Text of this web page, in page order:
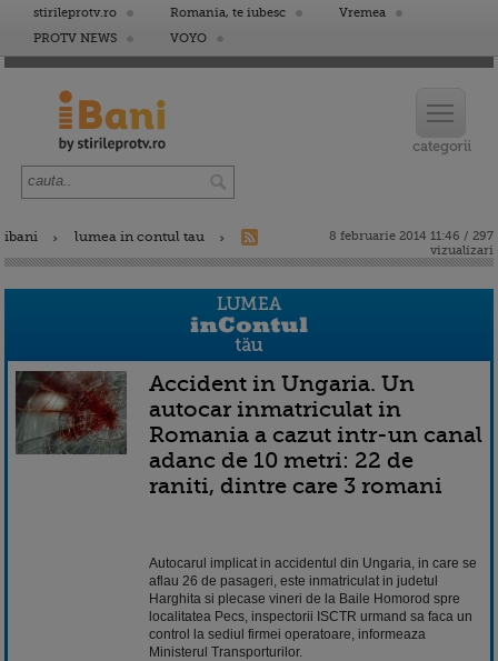
stirileprotv.ro Romania, te iubesc
Vremea
PROTV NEWS
VOYO
ibani lumea in contul tau
8 februarie 2014 11:46 / 297
vizualizari
Accident in Ungaria. Un
autocar inmatriculat in
Romania a cazut intr-un canal
adanc de 10 metri: 22 de
raniti, dintre care 3 romani
Autocarul implicat in accidentul din Ungaria, in care se
aflau 26 de pasageri, este inmatriculat in judetul
Harghita si plecase vineri de la Baile Homorod spre
localitatea Pecs, inspectorii ISCTR urmand sa faca un
control la sediul firmei operatoare, informeaza
Ministerul Transporturilor.